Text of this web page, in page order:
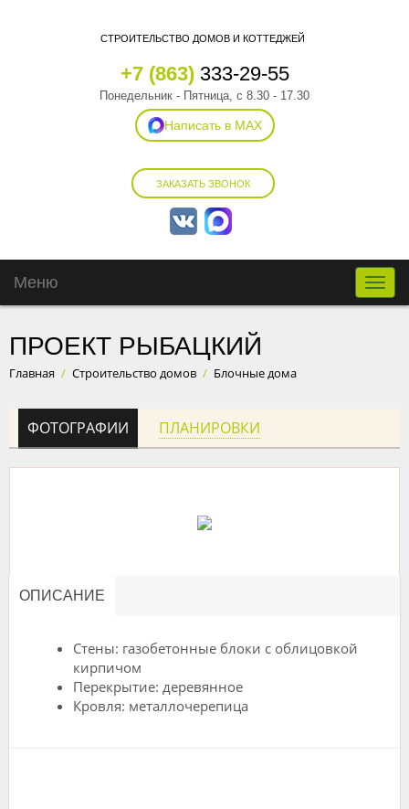
СТРОИТЕЛЬСТВО ДОМОВ И КОТТЕДЖЕЙ
+7 (863)333-29-55
Понедельник - Пятница, с 8.30 - 17.30
Написать в MAX
ЗАКАЗАТЬ ЗВОНОК
Toggle
Меню
ПРОЕКТ РЫБАЦКИЙ
Главная / Строительство домов / Блочные дома
ФОТОГРАФИИ ПЛАНИРОВКИ
ОПИСАНИЕ
Стены: газобетонные блоки с облицовкой
кирпичом
Перекрытие: деревянное
Кровля: металлочерепица